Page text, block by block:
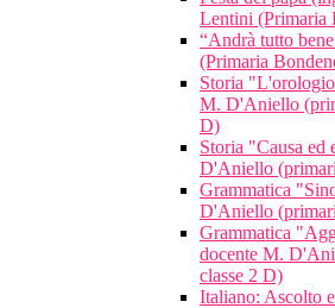
Lentini (Primaria
“Andrà tutto
(Primaria
Storia
M. D'Aniello
D)
Storia "Causa ed
D'Aniello
Grammatica
D'Aniello
Grammatica
docente M.
classe 2 D)
Italiano: Ascolto